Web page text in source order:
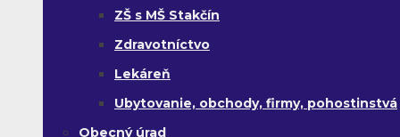
ZŠ s MŠ Stakčín
Zdravotníctvo
Lekáreň
Ubytovanie, obchody, firmy, pohostinstvá
Obecný úrad